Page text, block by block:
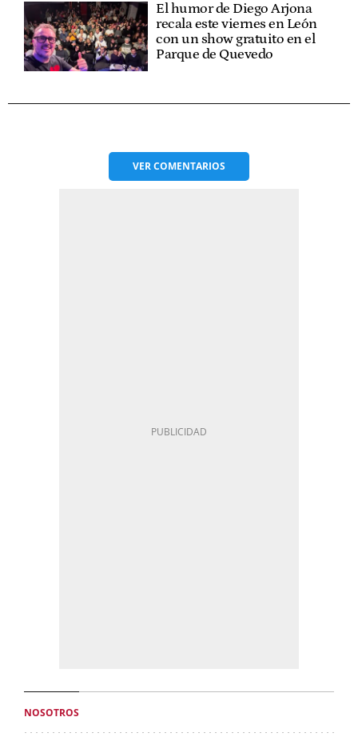
El humor de Diego Arjona
recala este viernes en León
con un show gratuito en el
Parque de Quevedo
VERCOMENTARIOS
NOSOTROS